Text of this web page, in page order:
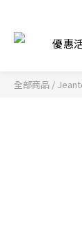
優惠
全部商品 /